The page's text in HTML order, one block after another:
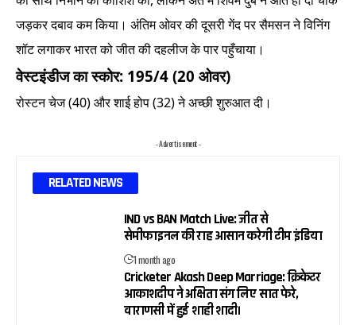
जड़कर दबाव कम किया। अंतिम ओवर की दूसरी गेंद पर सैमसन ने विनिंग
शॉट लगाकर भारत को जीत की दहलीज के पार पहुँचाया।
वेस्टइंडीज का स्कोर: 195/4 (20 ओवर)
रोस्टन चेज (40) और शाई होप (32) ने अच्छी शुरुआत दी।
- Advertisement -
RELATED NEWS
IND vs BAN Match Live: जीत से
सेमीफाइनल की राह आसान करेगी टीम इंडिया
1 month ago
Cricketer Akash Deep Marriage: क्रिकेटर
आकाशदीप ने अक्षिता संग लिए सात फेरे,
वाराणसी में हुई शाही शादी।